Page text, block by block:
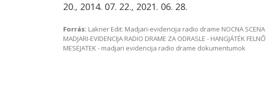
20., 2014. 07. 22., 2021. 06. 28.
Forrás: Lakner Edit: Madjari-evidencija radio drame NOCNA SCENA -
MADJARI-EVIDENCIJA RADIO DRAME ZA ODRASLE - HANGJÁTÉK
MESEJATEK - madjari evidencija radio drame dokumentumok